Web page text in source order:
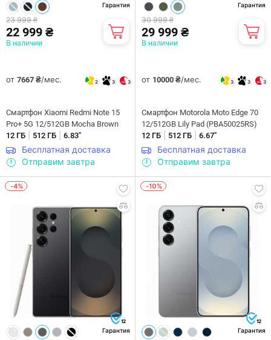
Гарантия
23 999 ₴
22 999 ₴
В наличии
от 7667 ₴/мес. 2 3 3
Смартфон Xiaomi Redmi Note 15
Pro+ 5G 12/512GB Mocha Brown
12 ГБ
512 ГБ 6.83"
Бесплатная доставка
Отправим завтра
Гарантия
30 999 ₴
29 999 ₴
В наличии
от 10000 ₴/мес. 3 3 3
Смартфон Motorola Moto Edge 70
12/512GB Lily Pad (PBA50025RS)
12 ГБ
512 ГБ 6.67"
Бесплатная доставка
Отправим завтра
-4%
12
Гарантия
-10%
12
Гарантия